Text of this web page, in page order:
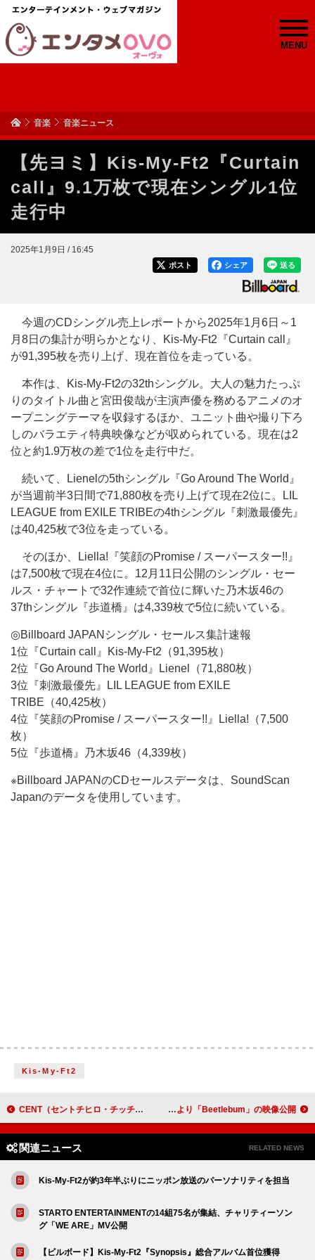
MENU
音楽 音楽ニュース
【先ヨミ】Kis-My-Ft2『Curtain
call』9.1万枚で現在シングル1位
走行中
2025年1月9日 / 16:45
送る
シェア
ポスト
今週のCDシングル売上レポートから2025年1月6日～1
月8日の集計が明らかとなり、Kis-My-Ft2『Curtain call』
が91,395枚を売り上げ、現在首位を走っている。
本作は、Kis-My-Ft2の32thシングル。大人の魅力たっぷ
りのタイトル曲と宮田俊哉が主演声優を務めるアニメのオ
ープニングテーマを収録するほか、ユニット曲や撮り下ろ
しのバラエティ特典映像などが収められている。現在は2
位と約1.9万枚の差で1位を走行中だ。
続いて、Lienelの5thシングル『Go Around The World』
が当週前半3日間で71,880枚を売り上げて現在2位に。LIL
LEAGUE from EXILE TRIBEの4thシングル『刺激最優先』
は40,425枚で3位を走っている。
そのほか、Liella!『笑顔のPromise / スーパースター!!』
は7,500枚で現在4位に。12月11日公開のシングル・セー
ルス・チャートで32作連続で首位に輝いた乃木坂46の
37thシングル『歩道橋』は4,339枚で5位に続いている。
◎Billboard JAPANシングル・セールス集計速報
1位『Curtain call』Kis-My-Ft2（91,395枚）
2位『Go Around The World』Lienel（71,880枚）
3位『刺激最優先』LIL LEAGUE from EXILE
TRIBE（40,425枚）
4位『笑顔のPromise / スーパースター!!』Liella!（7,500
枚）
5位『歩道橋』乃木坂46（4,339枚）
※Billboard JAPANのCDセールスデータは、SoundScan
Japanのデータを使用しています。
Kis-My-Ft2
CENT（セントチヒロ・チッチ）、アニメ『RINGING FATE』EDテーマ「百日草」のライブ映像公開 コンサート映画『ブラー：ライヴ・アット・ウェンブリー・スタジアム』より「Beetlebum」の映像公開
関連ニュース RELATED NEWS
Kis-My-Ft2が約3年半ぶりにニッポン放送のパーソナリティを担当
STARTO ENTERTAINMENTの14組75名が集結、チャリティーソン
グ「WE ARE」MV公開
【ビルボード】Kis-My-Ft2『Synopsis』総合アルバム首位獲得